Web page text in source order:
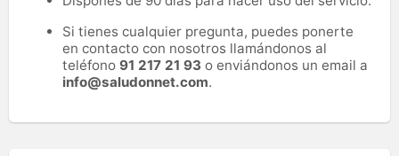
Si tienes cualquier pregunta, puedes ponerte
en contacto con nosotros llamándonos al
teléfono 91 217 21 93 o enviándonos un email a
info@saludonnet.com.